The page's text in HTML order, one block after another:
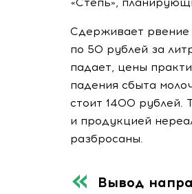
Сдерживает рвение
по 50 рублей за
падает, цены
падения сбыта
стоит 1400 рублей.
и продукцией
разбросаны.
Вывод